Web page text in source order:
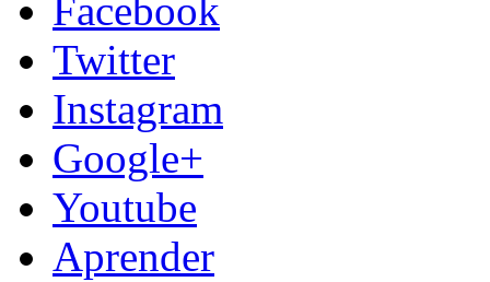
Facebook
Twitter
Instagram
Google+
Youtube
Aprender